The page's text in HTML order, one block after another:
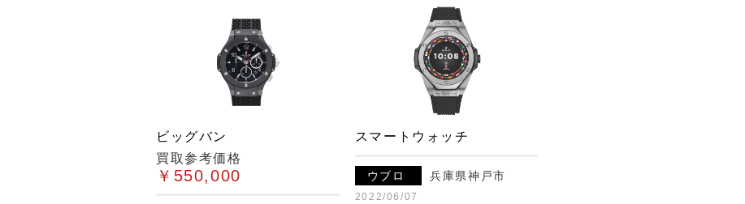
ビッグバン
買取参考価格
￥550,000
スマートウォッチ
ウブロ 兵庫県神戸市
2022/06/07